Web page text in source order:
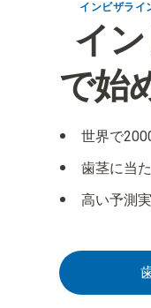
インビザライ
イ
で始
世界で
歯茎に当
高い予測